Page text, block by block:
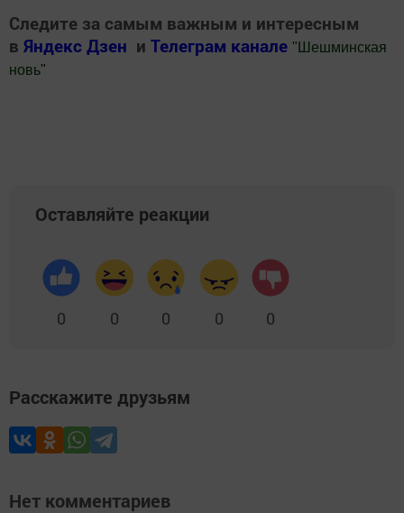
Следите за самым важным и интересным
в Яндекс Дзен и Телеграм канале " Шешминская
новь"
Оставляйте реакции
0 0 0 0 0
Расскажите друзьям
Нет комментариев